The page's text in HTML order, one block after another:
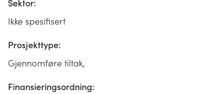
Sektor:
Ikke spesifisert
Prosjekttype:
Gjennomføre tiltak,
Finansieringsordning: